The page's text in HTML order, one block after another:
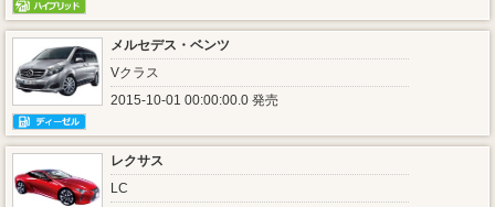
メルセデス・ベンツ
Vクラス
2015-10-01 00:00:00.0 発売
レクサス
LC